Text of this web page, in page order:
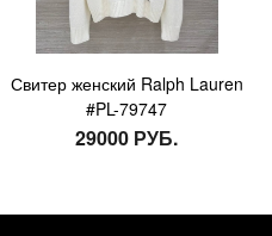
Свитер женский Ralph Lauren
#PL-79747
29000 РУБ.